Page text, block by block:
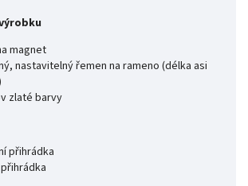
magnet
nastavitelný řemen na rameno (délka asi
zlaté barvy
přihrádka